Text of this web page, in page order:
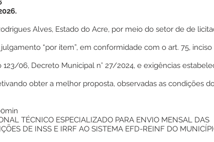
Alves, Estado do Acre, por meio do setor de de
“por item”, em conformidade com o art. 75,
06, Decreto Municipal n° 27/2024, e exigências
obter a melhor proposta, observadas as condições
TÉCNICO ESPECIALIZADO PARA ENVIO MENSAL DAS
DE INSS E IRRF AO SISTEMA EFD-REINF DO